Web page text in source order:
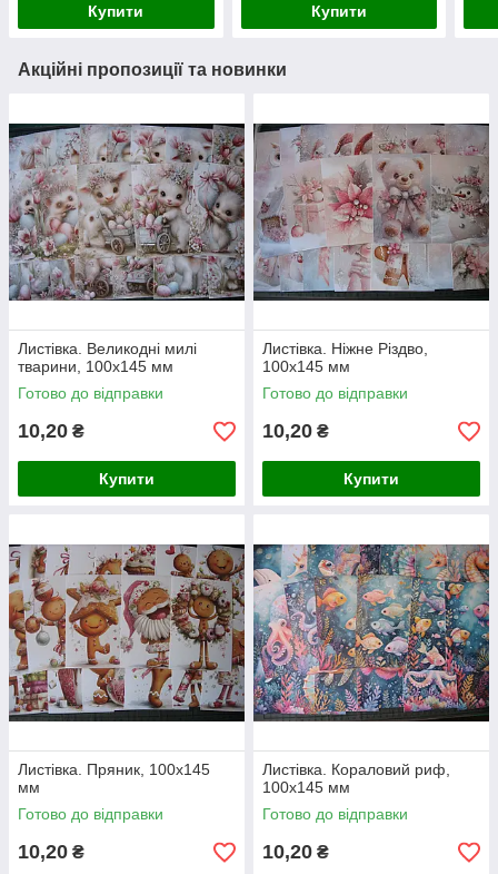
Купити Купити
Акційні пропозиції та новинки
Листівка. Великодні милі
тварини, 100х145 мм
Готово до відправки
10,20 ₴
Купити
Листівка. Ніжне Різдво,
100х145 мм
Готово до відправки
10,20 ₴
Купити
Листівка. Пряник, 100х145
мм
Готово до відправки
10,20 ₴
Листівка. Кораловий риф,
100х145 мм
Готово до відправки
10,20 ₴